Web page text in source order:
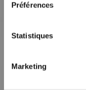
Préférences
Statistiques
Marketing